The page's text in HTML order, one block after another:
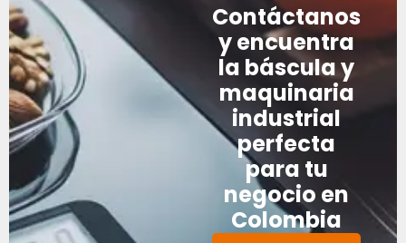
Contáctanos
y encuentra
la báscula y
maquinaria
industrial
perfecta
para tu
negocio en
Colombia